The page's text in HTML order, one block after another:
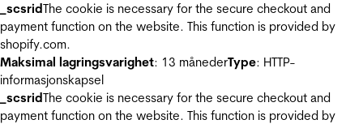
_scsridThe cookie is necessary for the secure checkout and
payment function on the website. This function is provided by
shopify.com.
Maksimal lagringsvarighet: 13 månederType: HTTP-
informasjonskapsel
_scsridThe cookie is necessary for the secure checkout and
payment function on the website. This function is provided by